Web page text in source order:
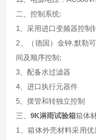
二、控制系统:
1、采用进口变频器控制
2、（德国）金钟.默勒
间及顺序控制;
3、配备水过滤器
4、进口执行元器件
5、摆管和转独立控制
三、9K淋雨试验箱箱体
1、箱体外壳材料采用